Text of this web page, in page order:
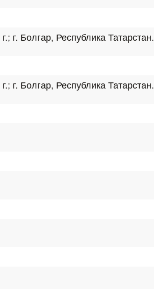
г. Болгар, Республика Татарстан.
г. Болгар, Республика Татарстан.